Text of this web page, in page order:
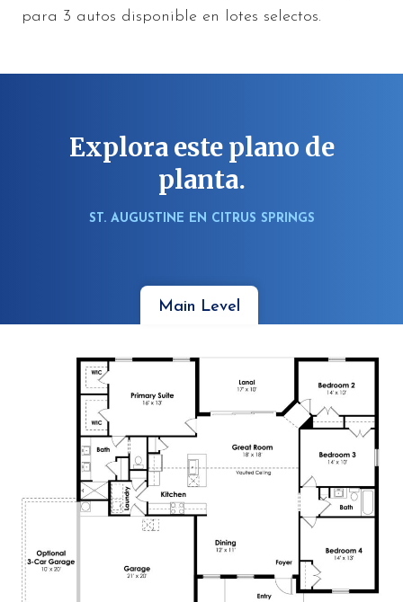
para 3 autos disponible en lotes selectos.
Explora este plano de
planta.
ST. AUGUSTINE EN CITRUS SPRINGS
Main Level